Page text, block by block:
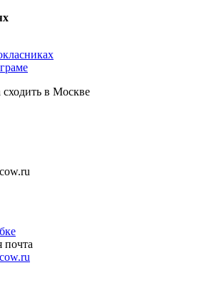
в Москве
почта